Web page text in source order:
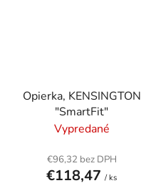
Opierka, KENSINGTON
"SmartFit"
Vypredané
€96,32 bez DPH
€118,47 / ks